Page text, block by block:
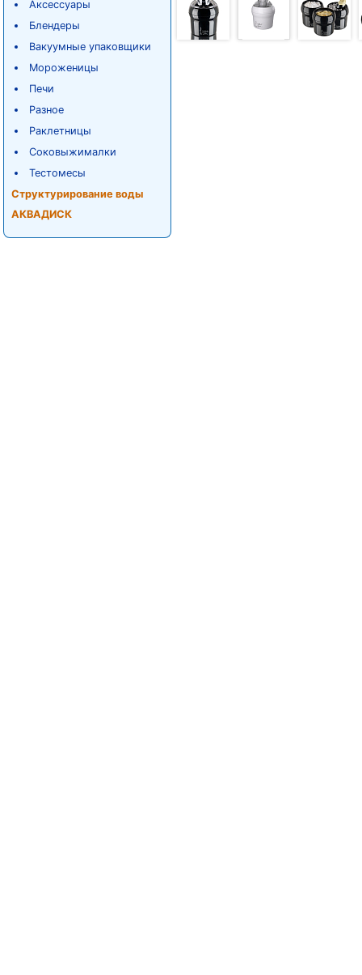
Аксессуары
Блендеры
Вакуумные упаковщики
Мороженицы
Печи
Разное
Раклетницы
Соковыжималки
Тестомесы
Структурирование воды
АКВАДИСК